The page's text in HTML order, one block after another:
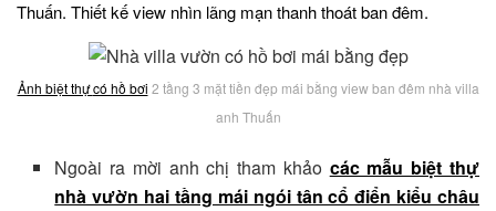
Thuấn. Thiết kế view nhìn lãng mạn thanh thoát ban đêm.
Ảnh biệt thựcó hồ bơi 2 tầng 3 mặt tiền đẹp mái bằng view ban đêm nhà villa
anh Thuấn
Ngoài ra mời anh chị tham khảo các mẫu biệt thự
nhà vườn hai tầng mái ngói tân cổ điển kiểu châu